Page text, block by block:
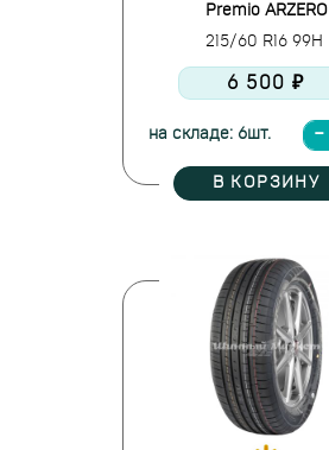
Premio ARZERO
215/60 R16 99H
6 500 ₽
на складе: 6шт.
В КОРЗИНУ